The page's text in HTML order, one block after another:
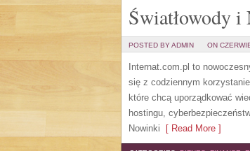
Światłowody i
POSTED BY ADMIN ON
Internat.com.pl to
się z codziennym
które chcą uporządkować
hostingu,
Nowinki [ Read More ]